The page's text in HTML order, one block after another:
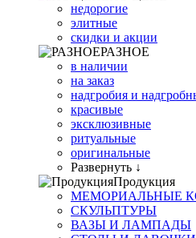
недорогие
элитные
скидки и акции
РАЗНОЕ
в наличии
на заказ
надгробия и
красивые
эксклюзивные
ритуальные
оригинальные
Развернуть ↓
Продукция
МЕМОРИАЛЬНЫЕ
СКУЛЬПТУРЫ
ВАЗЫ И ЛАМПАДЫ